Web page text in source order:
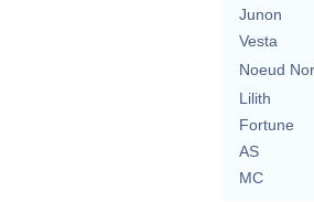
Junon
Vesta
Noeud
Lilith
Fortune
AS
MC